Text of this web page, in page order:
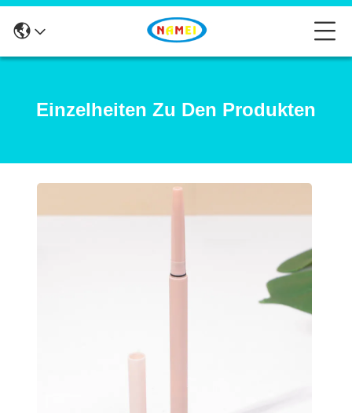
Einzelheiten Zu Den Produkten